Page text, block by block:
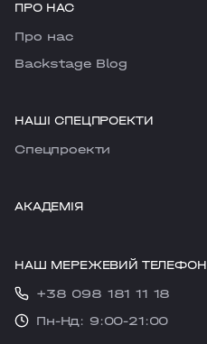
ПРО НАС
Про нас
Backstage Blog
НАШІ СПЕЦПРОЕКТИ
Cпецпроекти
АКАДЕМІЯ
НАШ МЕРЕЖЕВИЙ ТЕЛЕФОН
+38 098 181 11 18
Пн-Нд: 9:00-21:00